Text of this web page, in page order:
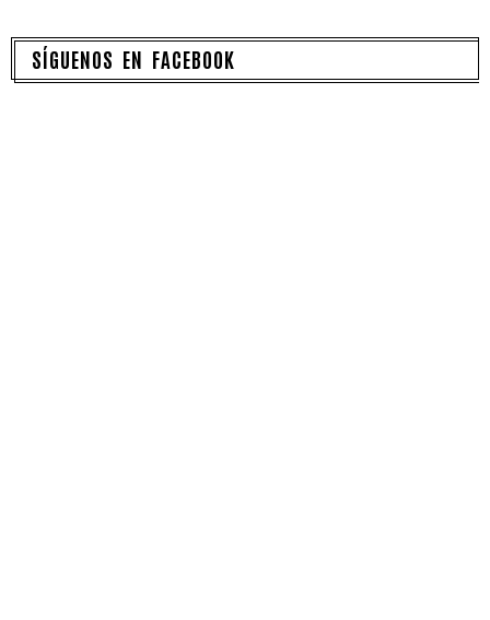
SÍGUENOS EN FACEBOOK